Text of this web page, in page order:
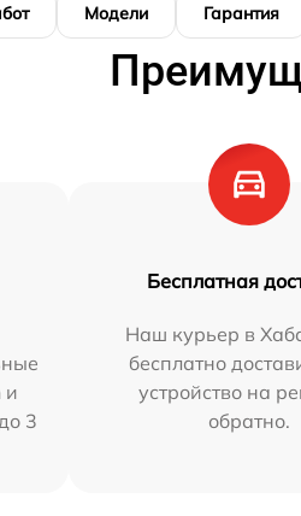
Модели Гарантия
и
3
Бесплатная
Наш курьер в
бесплатно
устройство на
обратно.